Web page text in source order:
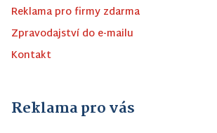
Reklama pro firmy zdarma
Zpravodajství do e-mailu
Kontakt
Reklama pro vás